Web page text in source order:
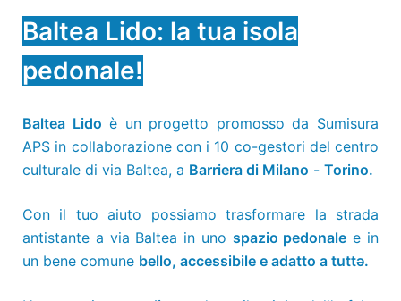
Baltea Lido: la tua isola
pedonale!
Baltea Lido è un progetto promosso da Sumisura
APS in collaborazione con i 10 co-gestori del centro
culturale di via Baltea, a Barriera di Milano - Torino.
Con il tuo aiuto possiamo trasformare la strada
antistante a via Baltea in uno spazio pedonale e in
un bene comune bello, accessibile e adatto a tuttə.